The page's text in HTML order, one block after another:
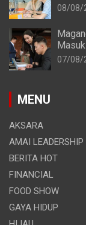
08/08/
07/08/
MENU
AKSARA
AMAI LEADERSHIP
BERITA HOT
FINANCIAL
FOOD SHOW
GAYA HIDUP